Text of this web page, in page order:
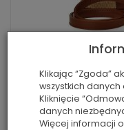
Femestage
Klikając “Zgoda”
wszystkich
Kliknięcie
danych
Więcej informacji